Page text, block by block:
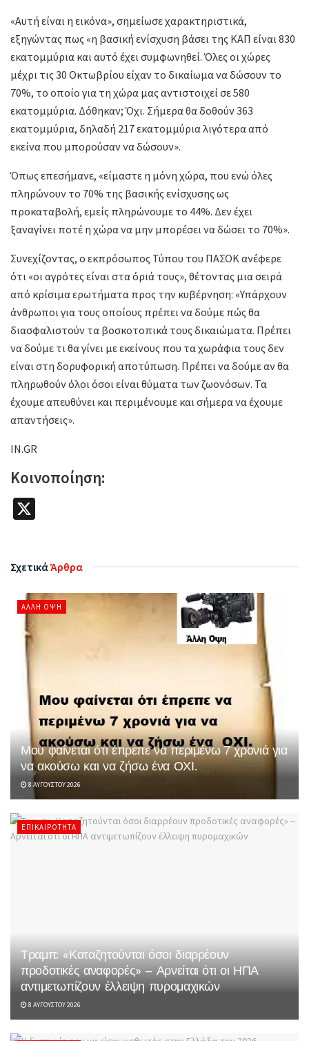
«Αυτή είναι η εικόνα», σημείωσε χαρακτηριστικά,
εξηγώντας πως «η βασική ενίσχυση βάσει της ΚΑΠ είναι 830
εκατομμύρια και αυτό έχει συμφωνηθεί. Όλες οι χώρες
μέχρι τις 30 Οκτωβρίου είχαν το δικαίωμα να δώσουν το
70%, το οποίο για τη χώρα μας αντιστοιχεί σε 580
εκατομμύρια. Δόθηκαν; Όχι. Σήμερα θα δοθούν 363
εκατομμύρια, δηλαδή 217 εκατομμύρια λιγότερα από
εκείνα που μπορούσαν να δώσουν».
Όπως επεσήμανε, «είμαστε η μόνη χώρα, που ενώ όλες
πληρώνουν το 70% της βασικής ενίσχυσης ως
προκαταβολή, εμείς πληρώνουμε το 44%. Δεν έχει
ξαναγίνει ποτέ η χώρα να μην μπορέσει να δώσει το 70%».
Συνεχίζοντας, ο εκπρόσωπος Τύπου του ΠΑΣΟΚ ανέφερε
ότι «οι αγρότες είναι στα όριά τους», θέτοντας μια σειρά
από κρίσιμα ερωτήματα προς την κυβέρνηση: «Υπάρχουν
άνθρωποι για τους οποίους πρέπει να δούμε πώς θα
διασφαλιστούν τα βοσκοτοπικά τους δικαιώματα. Πρέπει
να δούμε τι θα γίνει με εκείνους που τα χωράφια τους δεν
είναι στη δορυφορική αποτύπωση. Πρέπει να δούμε αν θα
πληρωθούν όλοι όσοι είναι θύματα των ζωονόσων. Τα
έχουμε απευθύνει και περιμένουμε και σήμερα να έχουμε
απαντήσεις».
IN.GR
Κοινοποίηση:
ΣχετικάΆρθρα
ΆΛΛΗ ΌΨΗ
Μου φαίνεται ότι έπρεπε να περιμένω 7 χρονιά για
να ακούσω και να ζήσω ένα ΟΧΙ.
8 ΑΥΓΟΎΣΤΟΥ 2026
ΕΠΙΚΑΙΡΌΤΗΤΑ
Τραμπ: «Καταζητούνται όσοι διαρρέουν
προδοτικές αναφορές» – Αρνείται ότι οι ΗΠΑ
αντιμετωπίζουν έλλειψη πυρομαχικών
8 ΑΥΓΟΎΣΤΟΥ 2026